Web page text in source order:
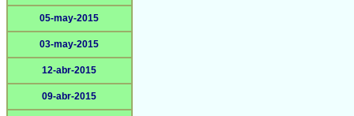
05-may-2015
03-may-2015
12-abr-2015
09-abr-2015